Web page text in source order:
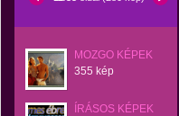
MOZGO KÉPEK
355 kép
ÍRÁSOS KÉPEK